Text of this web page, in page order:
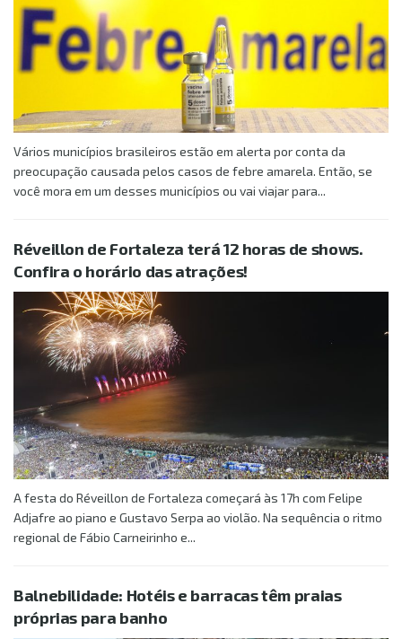
Vários municípios brasileiros estão em alerta por conta da
preocupação causada pelos casos de febre amarela. Então, se
você mora em um desses municípios ou vai viajar para...
Réveillon de Fortaleza terá 12 horas de shows.
Confira o horário das atrações!
A festa do Réveillon de Fortaleza começará às 17h com Felipe
Adjafre ao piano e Gustavo Serpa ao violão. Na sequência o ritmo
regional de Fábio Carneirinho e...
Balnebilidade: Hotéis e barracas têm praias
próprias para banho